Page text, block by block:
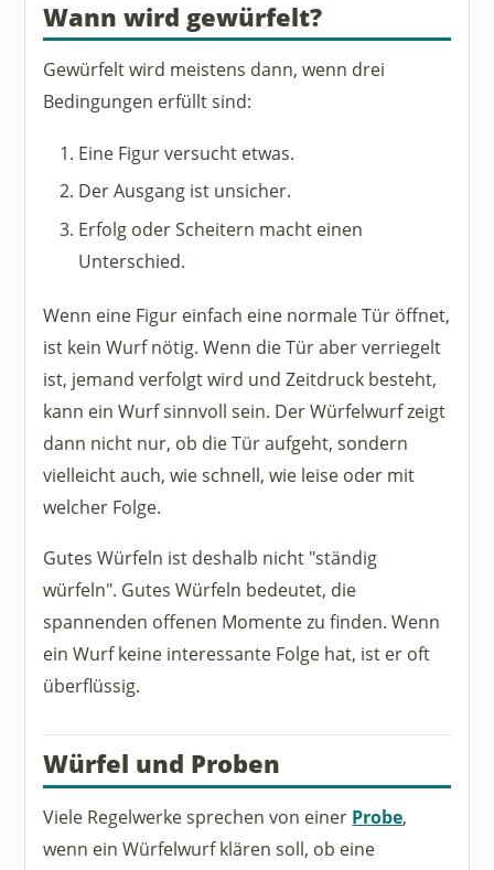
Wann wird gewürfelt?
Gewürfelt wird meistens dann, wenn drei
Bedingungen erfüllt sind:
Eine Figur versucht etwas.
Der Ausgang ist unsicher.
Erfolg oder Scheitern macht einen
Unterschied.
Wenn eine Figur einfach eine normale Tür öffnet,
ist kein Wurf nötig. Wenn die Tür aber verriegelt
ist, jemand verfolgt wird und Zeitdruck besteht,
kann ein Wurf sinnvoll sein. Der Würfelwurf zeigt
dann nicht nur, ob die Tür aufgeht, sondern
vielleicht auch, wie schnell, wie leise oder mit
welcher Folge.
Gutes Würfeln ist deshalb nicht "ständig
würfeln". Gutes Würfeln bedeutet, die
spannenden offenen Momente zu finden. Wenn
ein Wurf keine interessante Folge hat, ist er oft
überflüssig.
Würfel und Proben
Viele Regelwerke sprechen von einer Probe,
wenn ein Würfelwurf klären soll, ob eine